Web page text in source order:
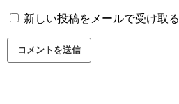
新しい投稿をメールで受け取る